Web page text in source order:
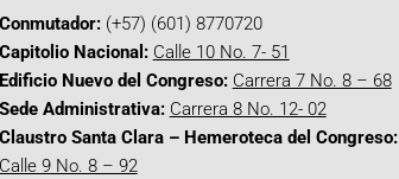
Conmutador:(+57) (601) 8770720
Capitolio Nacional: Calle 10 No. 7- 51
Edificio Nuevo del Congreso: Carrera 7 No. 8 – 68
Sede Administrativa: Carrera 8 No. 12- 02
Claustro Santa Clara – Hemeroteca del Congreso:
Calle 9 No. 8 – 92